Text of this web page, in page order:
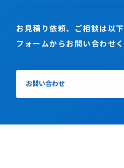
お見積り依頼、ご相談は以
フォームからお問い合わせ
お問い合わせ